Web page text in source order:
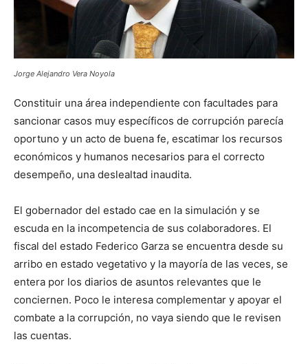
Jorge Alejandro Vera Noyola
Constituir una área independiente con facultades para
sancionar casos muy específicos de corrupción parecía
oportuno y un acto de buena fe, escatimar los recursos
económicos y humanos necesarios para el correcto
desempeño, una deslealtad inaudita.
El gobernador del estado cae en la simulación y se
escuda en la incompetencia de sus colaboradores. El
fiscal del estado Federico Garza se encuentra desde su
arribo en estado vegetativo y la mayoría de las veces, se
entera por los diarios de asuntos relevantes que le
conciernen. Poco le interesa complementar y apoyar el
combate a la corrupción, no vaya siendo que le revisen
las cuentas.